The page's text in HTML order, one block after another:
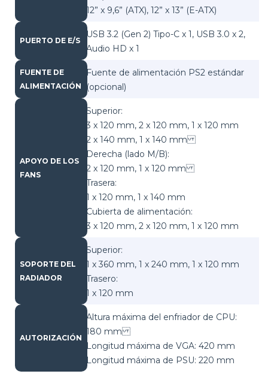
12” x 9,6” (ATX), 12” x 13” (E-ATX)
PUERTO DE E/S
USB 3.2 (Gen 2) Tipo-C x 1, USB 3.0 x 2,
Audio HD x 1
FUENTE DE
ALIMENTACIÓN
Fuente de alimentación PS2 estándar
(opcional)
APOYO DE LOS
FANS
Superior:
3 x 120 mm, 2 x 120 mm, 1 x 120 mm
2 x 140 mm, 1 x 140 mm
Derecha (lado M/B):
2 x 120 mm, 1 x 120 mm
Trasera:
1 x 120 mm, 1 x 140 mm
Cubierta de alimentación:
3 x 120 mm, 2 x 120 mm, 1 x 120 mm
SOPORTE DEL
RADIADOR
Superior:
1 x 360 mm, 1 x 240 mm, 1 x 120 mm
Trasero:
1 x 120 mm
AUTORIZACIÓN
Altura máxima del enfriador de CPU:
180 mm
Longitud máxima de VGA: 420 mm
Longitud máxima de PSU: 220 mm